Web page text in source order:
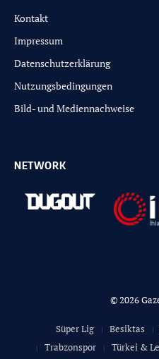
Kontakt
Impressum
Datenschutzerklärung
Nutzungsbedingungen
Bild- und Mediennachweise
NETWORK
© 2026
Süper Lig Besiktas
Trabzonspor
Türkei &